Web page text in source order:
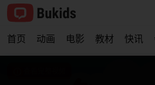
首页 动画 电影 教材 快讯